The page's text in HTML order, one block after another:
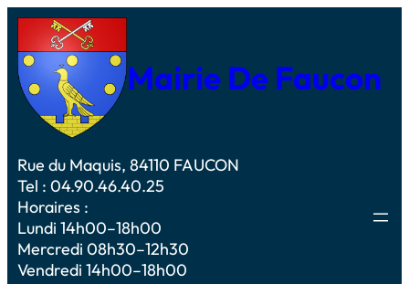
Mairie De Faucon
Rue du Maquis, 84110 FAUCON
Tel : 04.90.46.40.25
Horaires :
Lundi 14h00–18h00
Mercredi 08h30–12h30
Vendredi 14h00–18h00